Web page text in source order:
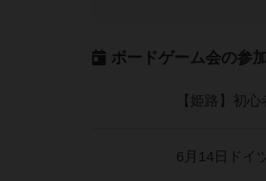
ボードゲーム会の参
6月14日ドイ